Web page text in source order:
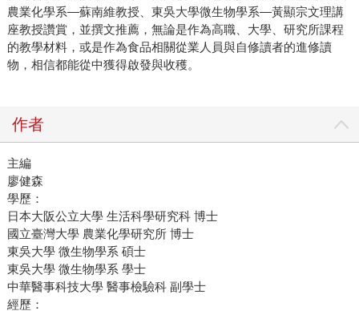
農業化學系—蘇南維教授、東吳大學微生物學系—黃顯宗文理講
座教授讚賞，並撰文推薦，無論是作為高職、大學、研究所課程
的教學材料，或是作為食品相關從業人員與自修讀者的進修讀
物，相信都能從中獲得啟發與收穫。
作者
主編
廖健森
學歷：
日本大阪公立大學 生活科學研究科 博士
國立臺灣大學 農業化學研究所 博士
東吳大學 微生物學系 碩士
東吳大學 微生物學系 學士
中華醫事科技大學 醫事檢驗科 副學士
經歷：